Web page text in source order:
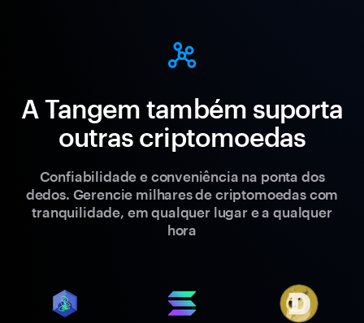
A Tangem também suporta
outras criptomoedas
Confiabilidade e conveniência na ponta dos
dedos. Gerencie milhares de criptomoedas com
tranquilidade, em qualquer lugar e a qualquer
hora